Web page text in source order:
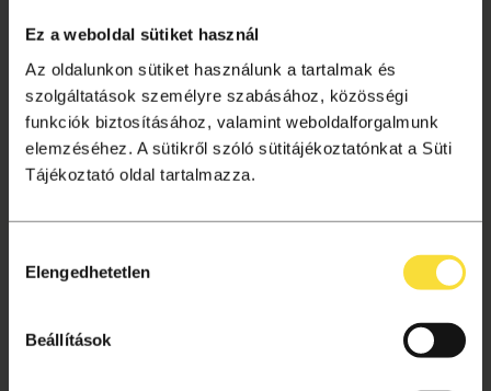
Ez a weboldal sütiket használ
Az oldalunkon sütiket használunk a tartalmak és
szolgáltatások személyre szabásához, közösségi
funkciók biztosításához, valamint weboldalforgalmunk
elemzéséhez. A sütikről szóló sütitájékoztatónkat a Süti
Tájékoztató oldal tartalmazza.
kiválasztása
Elengedhetetlen
Beállítások
Tagságok
Gyakori kérdések
Jegyvásárlás
Ajándékutalvány